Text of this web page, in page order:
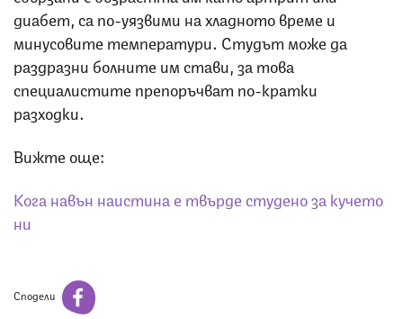
диабет, са по-уязвими на хладното време и
минусовите температури. Студът може да
раздразни болните им стави, за това
специалистите препоръчват по-кратки
разходки.
Вижте още:
Кога навън наистина е твърде студено за кучето
ни
Сподели